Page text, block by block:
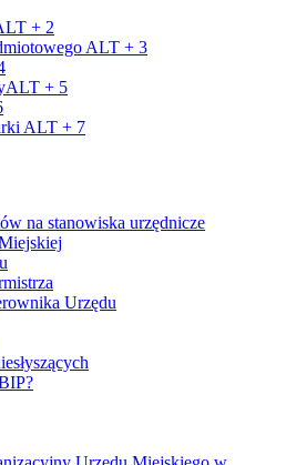
+ 2
ALT + 3
ALT + 5
ALT + 7
na stanowiska urzędnicze
Urzędu